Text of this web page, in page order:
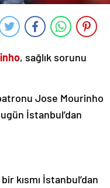
, sağlık sorunu
Jose Mourinho
İstanbul’dan
kısmı İstanbul’dan